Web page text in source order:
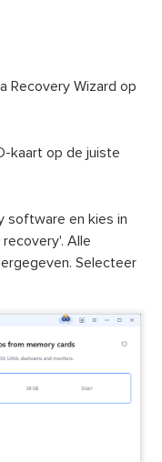
Recovery Wizard op
kaart op de juiste
software en kies in
Alle
Selecteer